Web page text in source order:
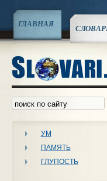
ГЛАВНАЯ
УМ
ПАМЯТЬ
ГЛУПОСТЬ